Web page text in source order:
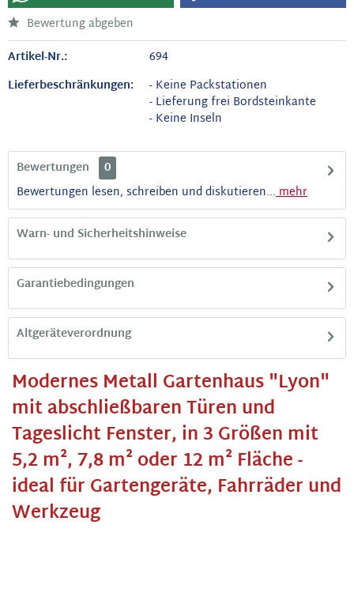
Bewertung abgeben
Artikel-Nr.:
694
Lieferbeschränkungen:
- Keine Packstationen
- Lieferung frei Bordsteinkante
- Keine Inseln
Modernes Metall Gartenhaus "Lyon"
mit abschließbaren Türen und
Tageslicht Fenster, in 3 Größen mit
5,2 m², 7,8 m² oder 12 m² Fläche -
ideal für Gartengeräte, Fahrräder und
Werkzeug
Altgeräteverordnung
Garantiebedingungen
Warn- und Sicherheitshinweise
Bewertungen
0
Bewertungen lesen, schreiben und diskutieren...mehr